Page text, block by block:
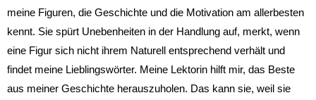
meine Figuren, die Geschichte und die Motivation am allerbesten
kennt. Sie spürt Unebenheiten in der Handlung auf, merkt, wenn
eine Figur sich nicht ihrem Naturell entsprechend verhält und
findet meine Lieblingswörter. Meine Lektorin hilft mir, das Beste
aus meiner Geschichte herauszuholen. Das kann sie, weil sie